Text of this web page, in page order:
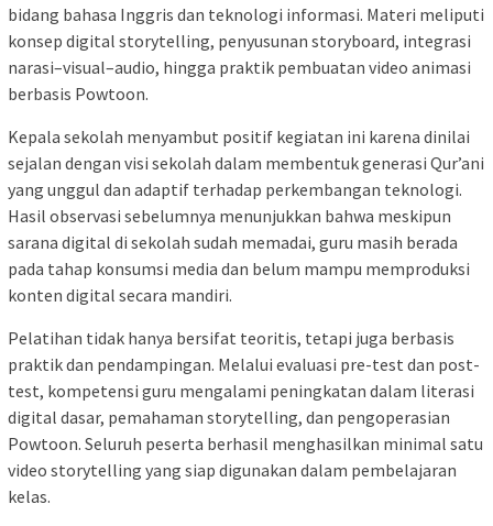
bidang bahasa Inggris dan teknologi informasi. Materi meliputi
konsep digital storytelling, penyusunan storyboard, integrasi
narasi–visual–audio, hingga praktik pembuatan video animasi
berbasis Powtoon.
Kepala sekolah menyambut positif kegiatan ini karena dinilai
sejalan dengan visi sekolah dalam membentuk generasi Qur’ani
yang unggul dan adaptif terhadap perkembangan teknologi.
Hasil observasi sebelumnya menunjukkan bahwa meskipun
sarana digital di sekolah sudah memadai, guru masih berada
pada tahap konsumsi media dan belum mampu memproduksi
konten digital secara mandiri.
Pelatihan tidak hanya bersifat teoritis, tetapi juga berbasis
praktik dan pendampingan. Melalui evaluasi pre-test dan post-
test, kompetensi guru mengalami peningkatan dalam literasi
digital dasar, pemahaman storytelling, dan pengoperasian
Powtoon. Seluruh peserta berhasil menghasilkan minimal satu
video storytelling yang siap digunakan dalam pembelajaran
kelas.